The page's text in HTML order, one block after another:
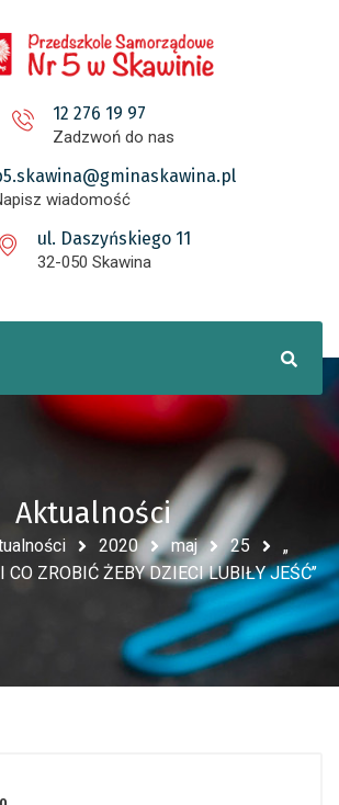
12 276 19 97
Zadzwoń do nas
wiadomość
ul. Daszyńskiego 11
32-050 Skawina
Aktualności
2020 maj 25
„
ZROBIĆ ŻEBY DZIECI LUBIŁY JEŚĆ’’